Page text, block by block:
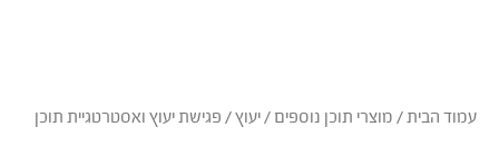
עמוד הבית/ מוצרי תוכן נוספים/יעוץ/ פגישת יעוץ ואסטרטגיית תוכן